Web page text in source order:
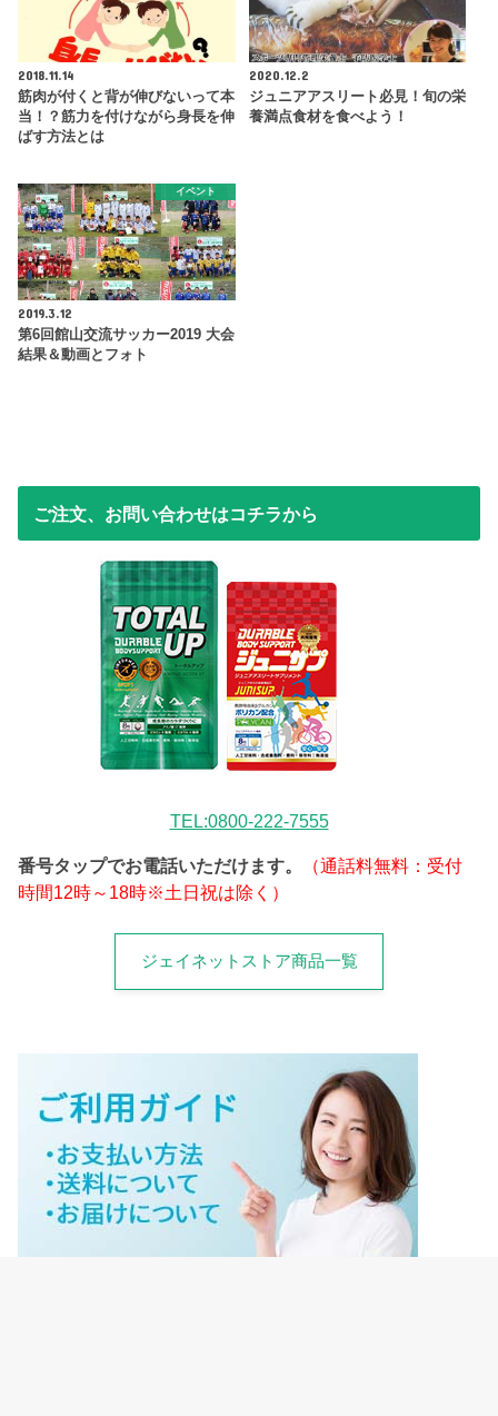
2018.11.14
筋肉が付くと背が伸びないって本
当！？筋力を付けながら身長を伸
ばす方法とは
2020.12.2
ジュニアアスリート必見！旬の栄
養満点食材を食べよう！
イベント
2019.3.12
第6回館山交流サッカー2019 大会
結果＆動画とフォト
ご注文、お問い合わせはコチラから
TEL:0800-222-7555
番号タップでお電話いただけます。
（通話料無料：受付
時間12時～18時※土日祝は除く）
ジェイネットストア商品一覧